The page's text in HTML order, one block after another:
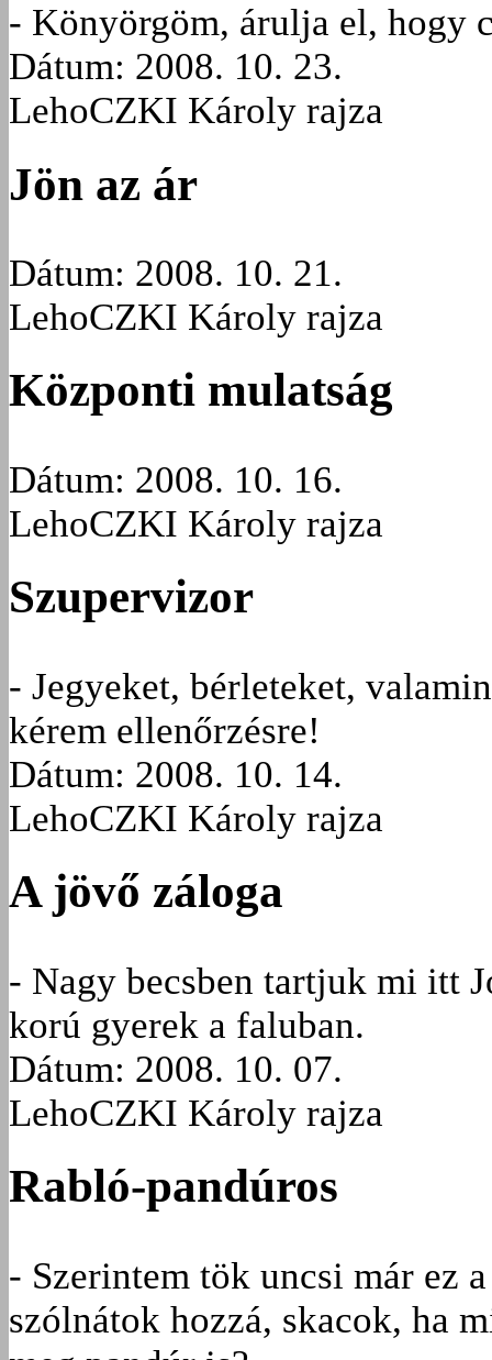
- Könyörgöm, árulja el, hogy
Dátum: 2008. 10. 23.
LehoCZKI Károly rajza
Jön az ár
Dátum: 2008. 10. 21.
LehoCZKI Károly rajza
Központi mulatság
Dátum: 2008. 10. 16.
LehoCZKI Károly rajza
Szupervizor
- Jegyeket, bérleteket,
kérem ellenőrzésre!
Dátum: 2008. 10. 14.
LehoCZKI Károly rajza
A jövő záloga
- Nagy becsben tartjuk mi itt
korú gyerek a faluban.
Dátum: 2008. 10. 07.
LehoCZKI Károly rajza
Rabló-pandúros
- Szerintem tök uncsi már ez
szólnátok hozzá, skacok, ha